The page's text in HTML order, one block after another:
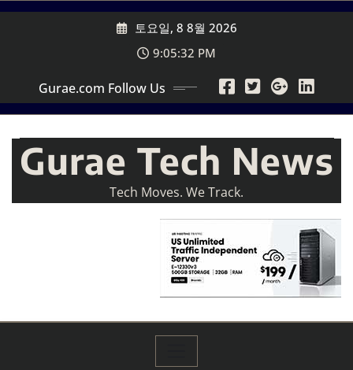
Skip
토요일, 8 8월 2026
9:05:34 PM
Gurae.com Follow Us
Gurae Tech News
Tech Moves. We Track.